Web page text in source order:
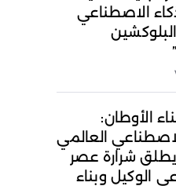
الاصطناعي
الأوطان:
العالمي
2026 يطلق شرارة عصر
الوكيل وبناء